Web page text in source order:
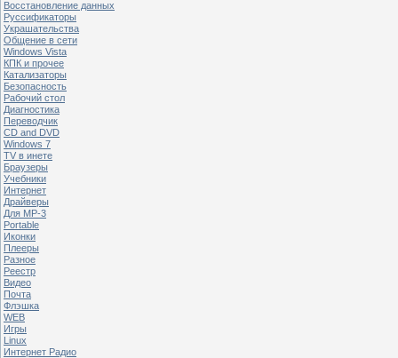
Восстановление данных
Руссификаторы
Украшательства
Общение в сети
Windows Vista
КПК и прочее
Катализаторы
Безопасность
Рабочий стол
Диагностика
Переводчик
CD and DVD
Windows 7
TV в инете
Браузеры
Учебники
Интернет
Драйверы
Для MP-3
Portable
Иконки
Плееры
Разное
Реестр
Видео
Почта
Флэшка
WEB
Игры
Linux
Интернет Радио